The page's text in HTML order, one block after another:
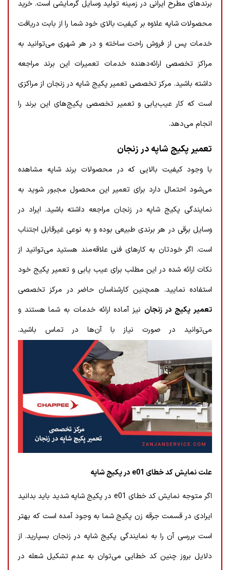
برندهای مطرح ایرانی در زمینه تولید وسایل گرمایشی است. خرید
محصولات شاپه علاوه بر کیفیت بالای خود شما را از بابت دریافت
خدمات پس از فروش راحت ساخته و در هر شهری می‌توانید به
مراکز تخصصی ارائه‌دهنده خدمات تعمیرات این برند مراجعه
داشته باشید. مرکز تخصصی تعمیر پکیج شاپه در زنجان از مراکزی
است که کار عیب‌یابی و تعمیر تخصصی پکیج‌های این برند را
انجام می‌دهد.
تعمیر پکیج شاپه در زنجان
با وجود کیفیت بالایی که در محصولات برند شاپه مشاهده
می‌شود احتمال دارد برای تعمیر این محصول مجبور شوید به
نمایندگی پکیج شاپه در زنجان مراجعه داشته باشید. ایراد در
وسایل برقی در هر برندی طبیعی بوده و به نوعی غیرقابل اجتناب
است. اگر خودتان به کارهای فنی علاقه‌مند هستید می‌توانید از
نکات ارائه شده در این مطلب برای عیب یابی و تعمیر پکیج خود
استفاده نمایید. همچنین کارشناسان حاضر در مرکز تخصصی
تعمیر پکیج در زنجان نیز آماده ارائه خدمات به شما هستند و
می‌توانید در صورت نیاز با آن‌ها در تماس باشید.
علت نمایش کد خطای e01 در پکیج شاپه
اگر متوجه نمایش کد خطای e01 در پکیج شاپه شدید باید بدانید
ایرادی در قسمت جرقه زن پکیج شما به وجود آمده است که بهتر
است بررسی آن را به نمایندگی پکیج شاپه در زنجان بسپارید. از
دلایل بروز چنین کد خطایی می‌توان به عدم تشکیل شعله در